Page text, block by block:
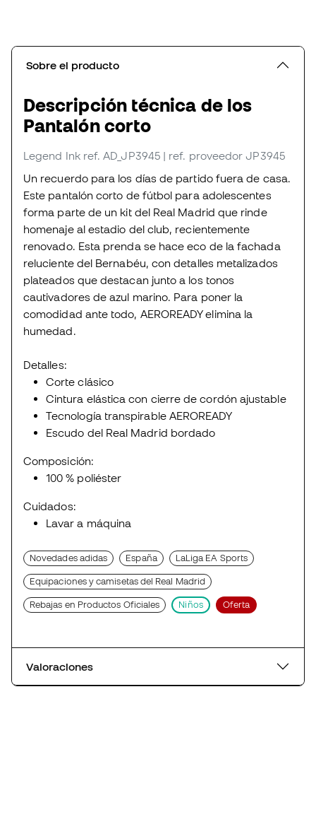
Sobre el producto
Descripción técnica de los
Pantalón corto
Legend Ink ref. AD_JP3945 | ref. proveedor JP3945
Un recuerdo para los días de partido fuera de casa.
Este pantalón corto de fútbol para adolescentes
forma parte de un kit del Real Madrid que rinde
homenaje al estadio del club, recientemente
renovado. Esta prenda se hace eco de la fachada
reluciente del Bernabéu, con detalles metalizados
plateados que destacan junto a los tonos
cautivadores de azul marino. Para poner la
comodidad ante todo, AEROREADY elimina la
humedad.
Detalles:
Corte clásico
Cintura elástica con cierre de cordón ajustable
Tecnología transpirable AEROREADY
Escudo del Real Madrid bordado
Composición:
100 % poliéster
Cuidados:
Lavar a máquina
Novedades adidas España LaLiga EA Sports
Equipaciones y camisetas del Real Madrid
Rebajas en Productos Oficiales Niños Oferta
Valoraciones